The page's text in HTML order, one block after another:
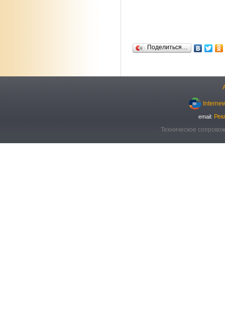
Поделиться…
email:
Техническое